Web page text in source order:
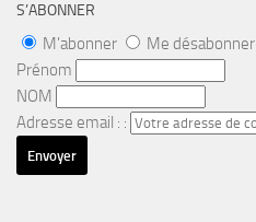
S’ABONNER
M'abonner
Me désabonner
Prénom
NOM
Adresse email : :